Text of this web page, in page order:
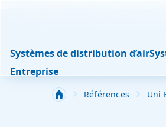
Systèmes de distribution d’air
Entreprise
Références Uni